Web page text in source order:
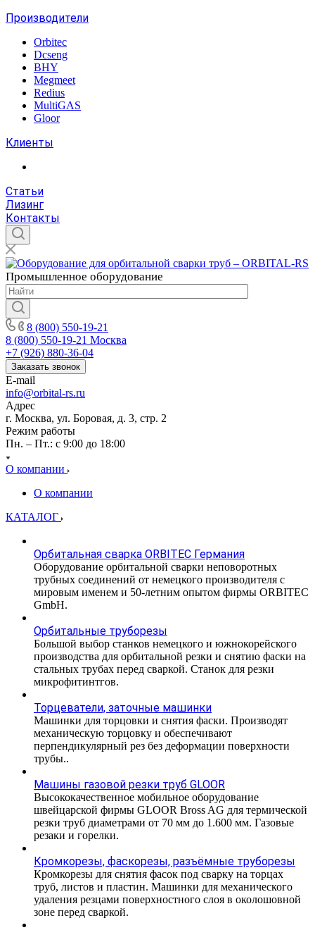
Производители
Orbitec
Dcseng
BHY
Megmeet
Redius
MultiGAS
Gloor
Клиенты
Статьи
Лизинг
Контакты
Промышленное оборудование
8 (800) 550-19-21
8 (800) 550-19-21 Москва
+7 (926) 880-36-04
Заказать звонок
E-mail
info@orbital-rs.ru
Адрес
г. Москва, ул. Боровая, д. 3, стр. 2
Режим работы
Пн. – Пт.: с 9:00 до 18:00
О компании
О компании
КАТАЛОГ
Орбитальная сварка ORBITEC Германия
Оборудование орбитальной сварки неповоротных
трубных соединений от немецкого производителя с
мировым именем и 50-летним опытом фирмы ORBITEC
GmbH.
Орбитальные труборезы
Большой выбор станков немецкого и южнокорейского
производства для орбитальной резки и снятию фаски на
стальных трубах перед сваркой. Станок для резки
микрофитинтгов.
Торцеватели, заточные машинки
Машинки для торцовки и снятия фаски. Производят
механическую торцовку и обеспечивают
перпендикулярный рез без деформации поверхности
трубы..
Машины газовой резки труб GLOOR
Высококачественное мобильное оборудование
швейцарской фирмы GLOOR Bross AG для термической
резки труб диаметрами от 70 мм до 1.600 мм. Газовые
резаки и горелки.
Кромкорезы, фаскорезы, разъёмные труборезы
Кромкорезы для снятия фасок под сварку на торцах
труб, листов и пластин. Машинки для механического
удаления резцами поверхностного слоя в околошовной
зоне перед сваркой.